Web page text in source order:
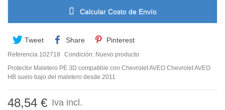
Calcular Costo de Envío
Tweet Share Pinterest
Referencia 102718 Condición: Nuevo producto
Protector Maletero PE 3D compatible con Chevrolet AVEO Chevrolet AVEO
HB suelo bajo del maletero desde 2011
48,54 € Iva incl.